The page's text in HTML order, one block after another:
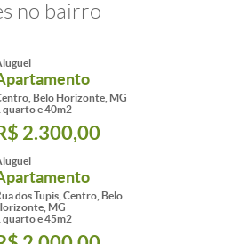
no bairro
Belo Horizonte, MG
quarto e 40m2
2.300,00
dos Tupis, Centro, Belo
MG
quarto e 45m2